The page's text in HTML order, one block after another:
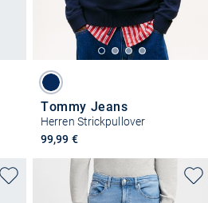
Tommy Jeans
Herren Strickpullover
99,99 €